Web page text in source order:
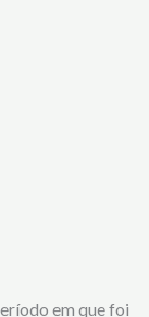
em que foi